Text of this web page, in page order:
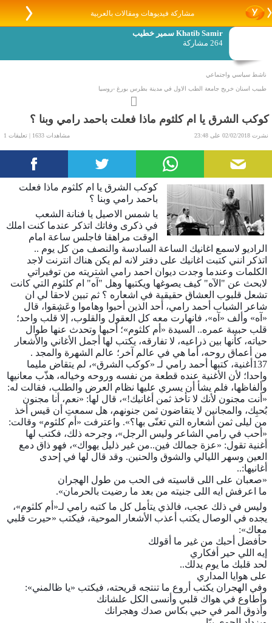
مشاركة فيديوهات ومقالات بالعربية
Khatib Samir سمير خطيب
264 مشاركة
ناشط سياسي واجتماعي
طبيب اسنان خريج جامعة الطب الاول في مدينة بطرس بورغ -روسيا
رئيس رابطة خريجي جامعات روسيا والاتحاد السوفياتي في فلسطين الداخل
كوكب الشرق يا ام كلثوم ماذا فعلت باحمد رامي وبنا ؟
نشرت 02/02/2018 على 23:48 مشاهدات 1633 | تعليقات 1
كوكب الشرق يا ام كلثوم ماذا فعلت
باحمد رامي وبنا ؟
يا شمس الاصيل يا فنانة الشعب
في ذكرى وفاتك اتذكر عندما كنت املك
الوقت مراهقا فاجلس ساعة امام
الراديو لاسمع اغانيك الساعة السادسة والنصف من كل يوم ..
اتذكر انني كتبت اغانيك على دفتر لانه لم يكن هناك انترنت لاجد
الكلمات وعندما وجدت ديوان احمد رامي اشتريته من توفيراتي
لابحث عن "الآه" كيف يصوغها ويكتبها وهل "آه" ام كلثوم التي كانت
تشعل قلبوب العشاق حقيقية في اشعاره ؟ ثم تبين لاحقا لي ان
شاعر الشباب أحمد رامي، أحد الذين أحبوا وهاموا وعَشِقوا، قال
«آه» وألف «آه»، فانهارت معه كل العقول والقلوب، إلا قلب واحد؛
قلب حبيبة عمره.. السيدة «أم كلثوم»؛ أحبها وتحدث عنها طوال
حياته، كأنها بين ذراعيه، لا تفارقه، يكتب لها أجمل الأغاني والأشعار
من أعماق روحه، أما هي في عالم آخر؛ عالم الشهرة والمجد .
137أغنية، كتبها أحمد رامي لـ «كوكب الشرق»، لم يتقاض مليما
واحدا؛ لأن الأغنية عنده قطعة من نفسه وروحه وخياله، هذّب معانيها
وألفاظها، فلم يشأ أن يسري عليها نظام العرض والطلب، فقالت له:
«أنت مجنون لأنك لا تأخذ ثمن أغانيك!»، قال لها: «نعم، أنا مجنون
بُحبِك، والمجانين لا يتقاضون ثمن جنونهم، هل سمعتِ أن قيس أخذ
من ليلى ثمن أشعاره التي تغنّى بها؟». واعترفت «أم كلثوم» وقالت:
«أحب في رامي الشاعر وليس الرجل»، وجرحه ذلك، فكتب لها
أغنية تقول: «عزة جمالك فين..من غير ذليل يهواك»، فهو ذاق دمع
العين وسهر الليالي والشوق والحنين. وقد قال لها في إحدى
أغانيها:..
«صعبان على اللى قاسيته فى الحب من طول الهجران
ما اعرفش ايه اللى جنيته من بعد ما رضيت بالحرمان».
وليس في ذلك عجب، فالذي يتأمل كل ما كتبه رامي لـ«أم كلثوم»،
يجده في الوصال يكتب أعذب الأشعار الموحية، فيكتب «حيرت قلبي
معاك»:
حأفضل أحبك من غير ما أقولك
إيه اللي حير أفكاري
لحد قلبك ما يوم يدلك..
على هوايا المداري
وفي الهجران يكتب أروع ما تنتجه قريحته، فيكتب «يا ظالمني»:
وأطاوع في هواك قلبي وأنسى الكل علشانك
وأذوق المر في حبي بكاس صدك وهجرانك